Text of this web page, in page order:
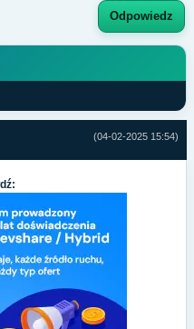
Odpowiedz
(04-02-2025 15:54)